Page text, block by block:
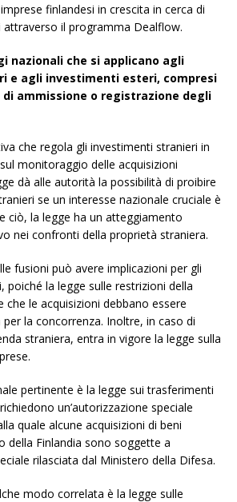
finlandesi in crescita in cerca di
il programma Dealflow.
nazionali che si applicano agli
e agli investimenti esteri, compresi
ammissione o registrazione degli
che regola gli investimenti stranieri in
monitoraggio delle acquisizioni
dà alle autorità la possibilità di proibire
se un interesse nazionale cruciale è
ciò, la legge ha un atteggiamento
nei confronti della proprietà straniera.
fusioni può avere implicazioni per gli
poiché la legge sulle restrizioni della
che le acquisizioni debbano essere
la concorrenza. Inoltre, in caso di
straniera, entra in vigore la legge sulla
pertinente è la legge sui trasferimenti
un’autorizzazione speciale
quale alcune acquisizioni di beni
della Finlandia sono soggette a
rilasciata dal Ministero della Difesa.
modo correlata è la legge sulle